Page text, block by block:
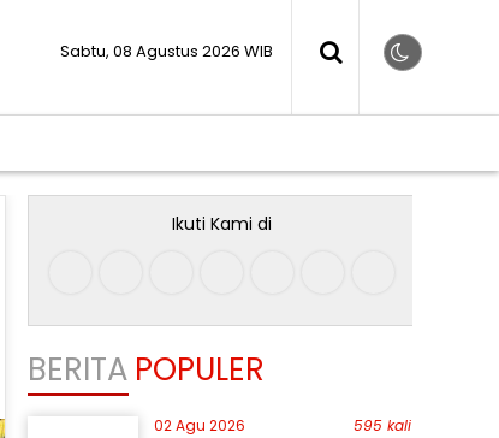
Sabtu, 08 Agustus 2026 WIB
Ikuti Kami di
BERITA POPULER
02 Agu 2026 595 kali